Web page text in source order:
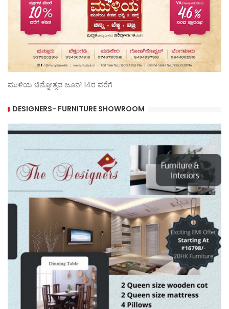
ಮುಳಿಯ ಚಿನ್ನೋತ್ಸವ ಜೂನ್ 14ರ ವರೆಗೆ
DESIGNERS- FURNITURE SHOWROOM